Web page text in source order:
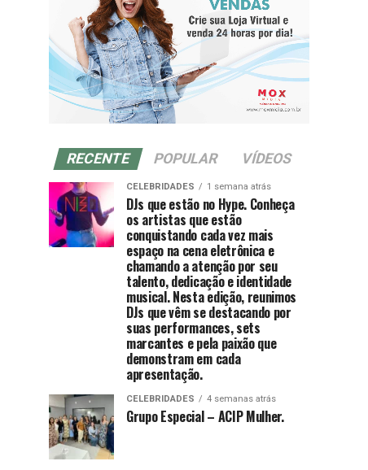
RECENTE POPULAR VÍDEOS
CELEBRIDADES 1 semana atrás
DJs que estão no Hype. Conheça
os artistas que estão
conquistando cada vez mais
espaço na cena eletrônica e
chamando a atenção por seu
talento, dedicação e identidade
musical. Nesta edição, reunimos
DJs que vêm se destacando por
suas performances, sets
marcantes e pela paixão que
demonstram em cada
apresentação.
CELEBRIDADES 4 semanas atrás
Grupo Especial – ACIP Mulher.